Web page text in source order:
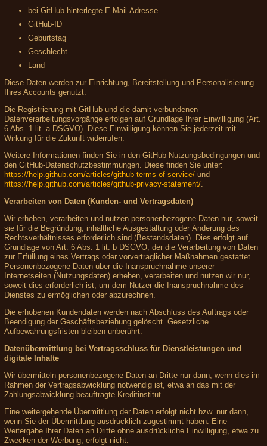
bei GitHub hinterlegte E-Mail-Adresse
GitHub-ID
Geburtstag
Geschlecht
Land
Diese Daten werden zur Einrichtung, Bereitstellung und Personalisierung
Ihres Accounts genutzt.
Die Registrierung mit GitHub und die damit verbundenen
Datenverarbeitungsvorgänge erfolgen auf Grundlage Ihrer Einwilligung (Art.
6 Abs. 1 lit. a DSGVO). Diese Einwilligung können Sie jederzeit mit
Wirkung für die Zukunft widerrufen.
Weitere Informationen finden Sie in den GitHub-Nutzungsbedingungen und
den GitHub-Datenschutzbestimmungen. Diese finden Sie unter:
https://help.github.com/articles/github-terms-of-service/ und
https://help.github.com/articles/github-privacy-statement/.
Verarbeiten von Daten (Kunden- und Vertragsdaten)
Wir erheben, verarbeiten und nutzen personenbezogene Daten nur, soweit
sie für die Begründung, inhaltliche Ausgestaltung oder Änderung des
Rechtsverhältnisses erforderlich sind (Bestandsdaten). Dies erfolgt auf
Grundlage von Art. 6 Abs. 1 lit. b DSGVO, der die Verarbeitung von Daten
zur Erfüllung eines Vertrags oder vorvertraglicher Maßnahmen gestattet.
Personenbezogene Daten über die Inanspruchnahme unserer
Internetseiten (Nutzungsdaten) erheben, verarbeiten und nutzen wir nur,
soweit dies erforderlich ist, um dem Nutzer die Inanspruchnahme des
Dienstes zu ermöglichen oder abzurechnen.
Die erhobenen Kundendaten werden nach Abschluss des Auftrags oder
Beendigung der Geschäftsbeziehung gelöscht. Gesetzliche
Aufbewahrungsfristen bleiben unberührt.
Datenübermittlung bei Vertragsschluss für Dienstleistungen und
digitale Inhalte
Wir übermitteln personenbezogene Daten an Dritte nur dann, wenn dies im
Rahmen der Vertragsabwicklung notwendig ist, etwa an das mit der
Zahlungsabwicklung beauftragte Kreditinstitut.
Eine weitergehende Übermittlung der Daten erfolgt nicht bzw. nur dann,
wenn Sie der Übermittlung ausdrücklich zugestimmt haben. Eine
Weitergabe Ihrer Daten an Dritte ohne ausdrückliche Einwilligung, etwa zu
Zwecken der Werbung, erfolgt nicht.